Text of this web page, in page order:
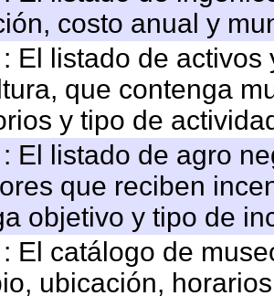
costo anual y
El listado de
que contenga
y tipo de
El listado de agro
que reciben
objetivo y tipo de
El catálogo de
ubicación,